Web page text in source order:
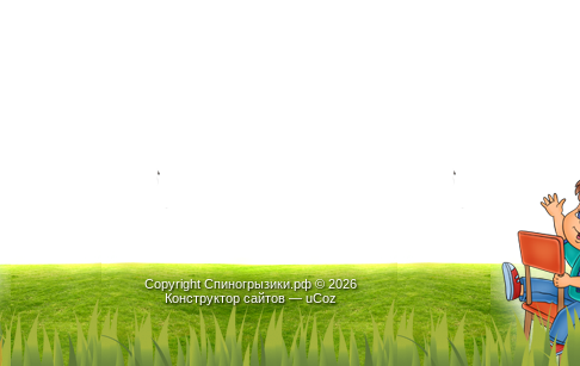
Copyright Спиногрызики.рф © 2026
Конструктор сайтов—uCoz